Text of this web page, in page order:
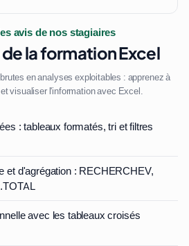
avis de nos stagiaires
la formation Excel
en analyses exploitables : apprenez à
visualiser l'information avec Excel.
: tableaux formatés, tri et filtres
et d'agrégation : RECHERCHEV,
avec les tableaux croisés